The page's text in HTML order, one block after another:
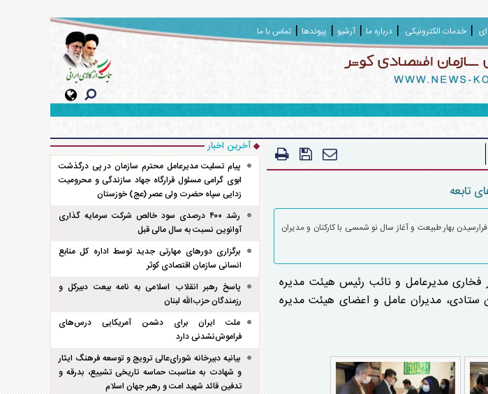
خدمات الکترونیکی درباره ما آرشیو پیوندها تماس با ما
تابعه
رئیس هیئت مدیره سازمان اقتصادی کوثر دیروز ۱۴ فروردین ماه ۱۴۰۲ به مناسبت فرارسیدن بهار طبیعت و آغاز سال نو شمسی با کارکنان و مدیران
اقتصادی کوثر دیروز ۱۴ فروردین ماه ۱۴۰۲ دکتر ناصر فخاری مدیرعامل و نائب رئیس هیئت مدیره
ستادی، مدیران عامل و اعضای هیئت مدیره
آخرین اخبار
پیام تسلیت مدیرعامل محترم سازمان در پی درگذشت
ابوی گرامی مسئول قرارگاه جهاد سازندگی و محرومیت
زدایی سپاه حضرت ولی عصر (عج) خوزستان
رشد ۴۰۰ درصدی سود خالص شرکت سرمایه گذاری
آوانوین نسبت به سال مالی قبل
برگزاری دور‌های مهارتی جدید توسط اداره کل منابع
انسانی سازمان اقتصادی کوثر
پاسخ رهبر انقلاب اسلامی به نامه بیعت دبیرکل و
رزمندگان حزب‌الله لبنان
ملت ایران برای دشمن آمریکایی درس‌های
فراموش‌نشدنی دارد
بیانیه دبیرخانه شورای‌عالی ترویج و توسعه فرهنگ ایثار
و شهادت به مناسبت حماسه تاریخی تشییع، بدرقه و
تدفین قائد شهید امت و رهبر جهان اسلام